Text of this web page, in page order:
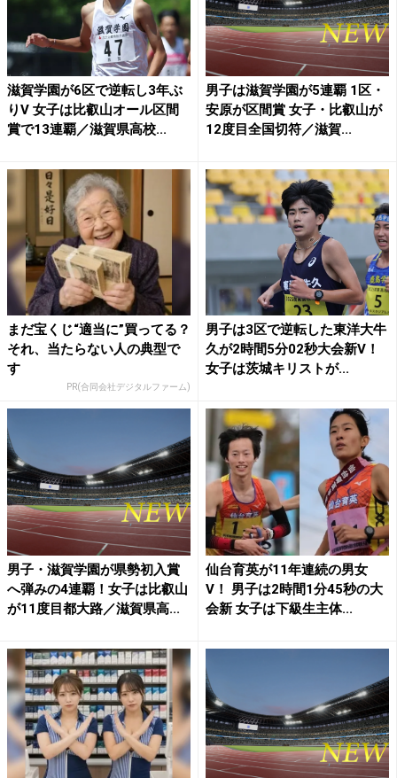
滋賀学園が6区で逆転し3年ぶ
りV 女子は比叡山オール区間
賞で13連覇／滋賀県高校...
男子は滋賀学園が5連覇 1区・
安原が区間賞 女子・比叡山が
12度目全国切符／滋賀...
まだ宝くじ“適当に”買ってる？
それ、当たらない人の典型で
す
PR(合同会社デジタルファーム)
男子は3区で逆転した東洋大牛
久が2時間5分02秒大会新V！
女子は茨城キリストが...
男子・滋賀学園が県勢初入賞
へ弾みの4連覇！女子は比叡山
が11度目都大路／滋賀県高...
仙台育英が11年連続の男女
V！ 男子は2時間1分45秒の大
会新 女子は下級生主体...